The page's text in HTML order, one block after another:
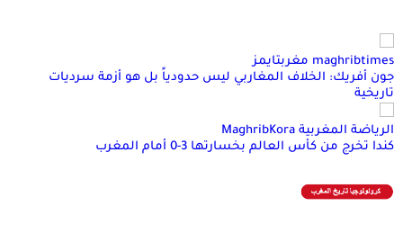
maghribtimes مغربتايمز
جون أفريك: الخلاف المغاربي ليس حدودياً بل هو أزمة سرديات
تاريخية
الرياضة المغربية MaghribKora
كندا تخرج من كأس العالم بخسارتها 3-0 أمام المغرب